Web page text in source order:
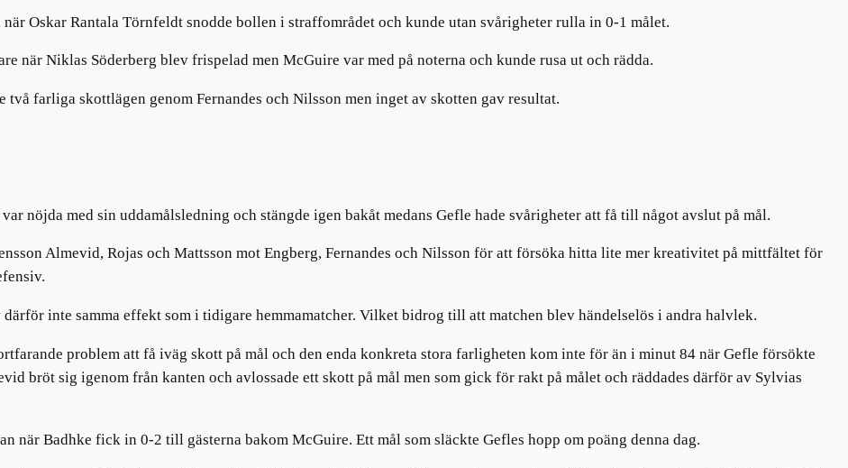
Oskar Rantala Törnfeldt snodde bollen i straffområdet och kunde utan svårigheter rulla in 0-1 målet.
när Niklas Söderberg blev frispelad men McGuire var med på noterna och kunde rusa ut och rädda.
farliga skottlägen genom Fernandes och Nilsson men inget av skotten gav resultat.
nöjda med sin uddamålsledning och stängde igen bakåt medans Gefle hade svårigheter att få till något avslut på mål.
Almevid, Rojas och Mattsson mot Engberg, Fernandes och Nilsson för att försöka hitta lite mer kreativitet på mittfältet för
därför inte samma effekt som i tidigare hemmamatcher. Vilket bidrog till att matchen blev händelselös i andra halvlek.
problem att få iväg skott på mål och den enda konkreta stora farligheten kom inte för än i minut 84 när Gefle försökte
bröt sig igenom från kanten och avlossade ett skott på mål men som gick för rakt på målet och räddades därför av Sylvias
när Badhke fick in 0-2 till gästerna bakom McGuire. Ett mål som släckte Gefles hopp om poäng denna dag.